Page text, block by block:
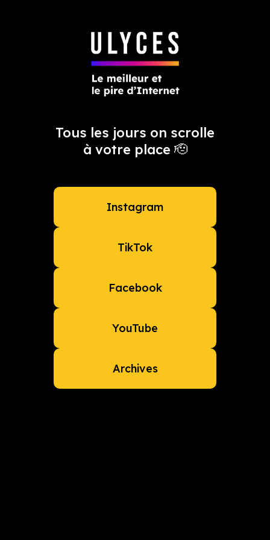
Tous les jours on scrolle
à votre place 🫡
Instagram
TikTok
Facebook
YouTube
Archives